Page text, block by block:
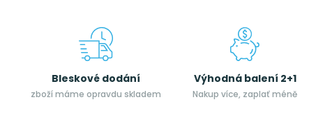
Bleskové dodání
zboží máme opravdu skladem
Výhodná balení 2+1
Nakup více, zaplať méně